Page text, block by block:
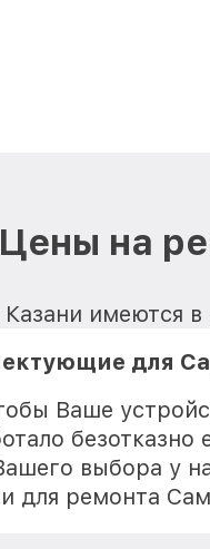
Цены на
имеются
для
Ваше
выбора у
для ремонта